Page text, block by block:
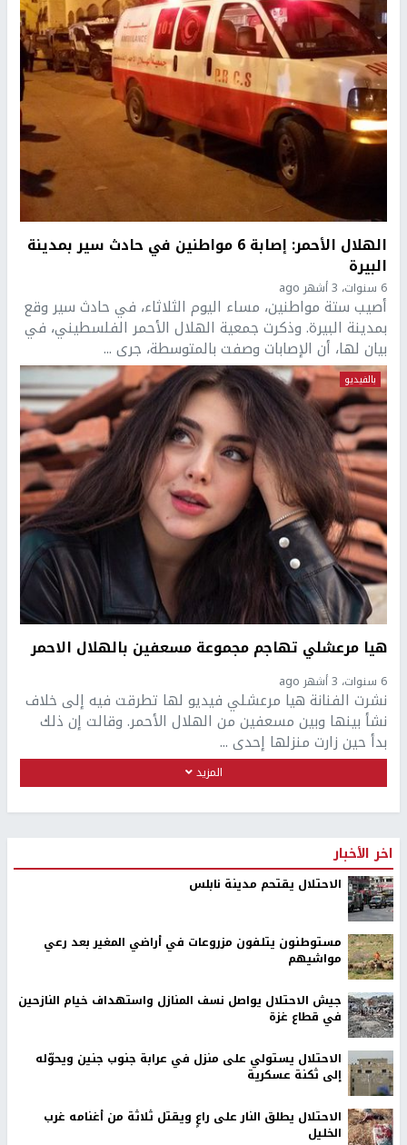
الهلال الأحمر: إصابة 6 مواطنين في حادث سير بمدينة
البيرة
6 سنوات، 3 أشهر ago
أصيب ستة مواطنين، مساء اليوم الثلاثاء، في حادث سير وقع
بمدينة البيرة. وذكرت جمعية الهلال الأحمر الفلسطيني، في
بيان لها، أن الإصابات وصفت بالمتوسطة، جرى ...
بالفيديو
هيا مرعشلي تهاجم مجموعة مسعفين بالهلال الاحمر
6 سنوات، 3 أشهر ago
نشرت الفنانة هيا مرعشلي فيديو لها تطرقت فيه إلى خلاف
نشأ بينها وبين مسعفين من الهلال الأحمر. وقالت إن ذلك
بدأ حين زارت منزلها إحدى ...
المزيد
اخر الأخبار
الاحتلال يقتحم مدينة نابلس
مستوطنون يتلفون مزروعات في أراضي المغير بعد رعي
مواشيهم
جيش الاحتلال يواصل نسف المنازل واستهداف خيام النازحين
في قطاع غزة
الاحتلال يستولي على منزل في عرابة جنوب جنين ويحوّله
إلى ثكنة عسكرية
الاحتلال يطلق النار على راعٍ ويقتل ثلاثة من أغنامه غرب
الخليل